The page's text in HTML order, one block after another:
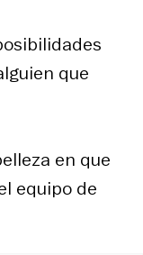
que
en que
equipo de